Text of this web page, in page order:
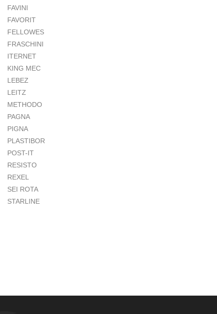
FAVINI
FAVORIT
FELLOWES
FRASCHINI
ITERNET
KING MEC
LEBEZ
LEITZ
METHODO
PAGNA
PIGNA
PLASTIBOR
POST-IT
RESISTO
REXEL
SEI ROTA
STARLINE